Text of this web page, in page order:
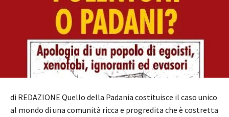
di REDAZIONE Quello della Padania costituisce il caso unico
al mondo di una comunità ricca e progredita che è costretta